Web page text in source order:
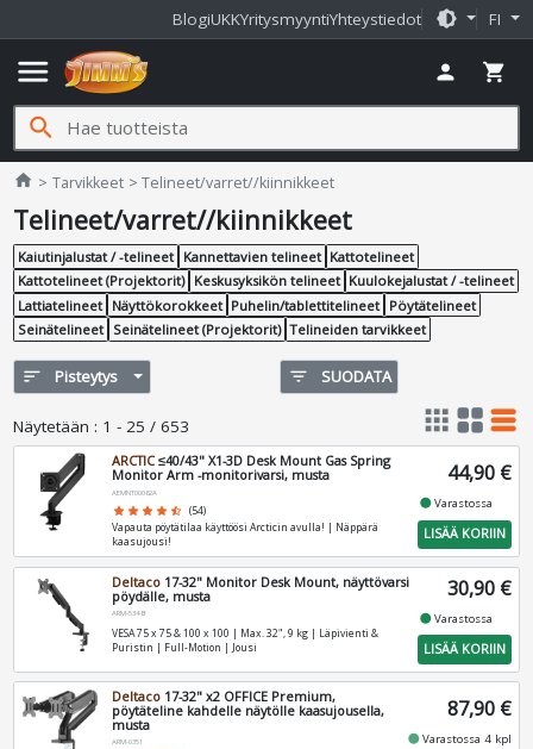
BlogiUKKYritysmyyntiYhteystiedot brightness_medium FI
menu person shopping_cart
search
home Jimms.fi
Tarvikkeet Telineet/varret//kiinnikkeet
Telineet/varret//kiinnikkeet
Kaiutinjalustat / -telineet Kannettavien telineet Kattotelineet
Kattotelineet (Projektorit) Keskusyksikön telineet Kuulokejalustat / -telineet
Lattiatelineet Näyttökorokkeet Puhelin/tablettitelineet Pöytätelineet
Seinätelineet Seinätelineet (Projektorit) Telineiden tarvikkeet
sort Pisteytys filter_list SUODATA
Näytetään : 1 - 25 / 653 apps grid_view table_rows
ARCTIC≤40/43" X1-3D Desk Mount Gas Spring
Monitor Arm -monitorivarsi, musta
AEMNT00062A
star star star star star_half (54)
Vapauta pöytätilaa käyttöösi Arcticin avulla! | Näppärä
kaasujousi!
44,90 €
fiber_manual_recordVarastossa
LISÄÄ KORIIN
Deltaco 17-32" Monitor Desk Mount, näyttövarsi
pöydälle, musta
ARM-534-B
VESA 75 x 75 & 100 x 100 | Max. 32", 9 kg | Läpivienti &
Puristin | Full-Motion | Jousi
30,90 €
fiber_manual_recordVarastossa
LISÄÄ KORIIN
Deltaco 17-32" x2 OFFICE Premium,
pöytäteline kahdelle näytölle kaasujousella,
musta
ARM-0351
87,90 €
fiber_manual_recordVarastossa 4 kpl